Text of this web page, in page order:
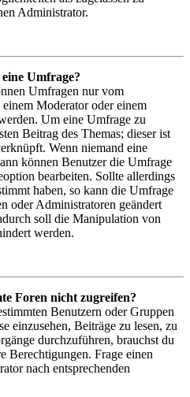
Administrator.
Umfrage?
Umfragen nur vom
Moderator oder einem
Um eine Umfrage zu
Beitrag des Themas; dieser ist
Wenn niemand eine
können Benutzer die Umfrage
bearbeiten. Sollte allerdings
haben, so kann die Umfrage
oder Administratoren geändert
soll die Manipulation von
werden.
Foren nicht zugreifen?
Benutzern oder Gruppen
einzusehen, Beiträge zu lesen, zu
durchzuführen, brauchst du
Berechtigungen. Frage einen
nach entsprechenden